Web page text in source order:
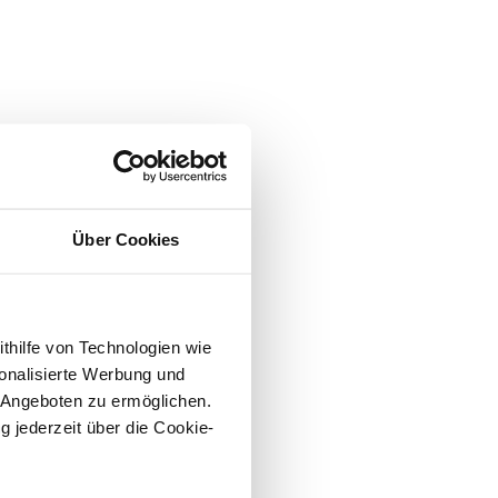
Über Cookies
von Technologien wie
Werbung und
zu ermöglichen.
jederzeit über die Cookie-